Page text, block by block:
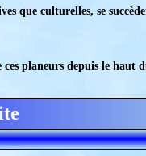
que culturelles, se
planeurs depuis le haut